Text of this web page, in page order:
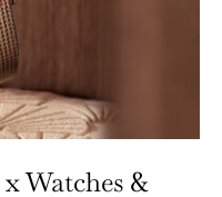
Watches &